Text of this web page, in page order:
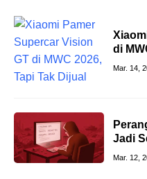
di
Mar. 14,
Jadi
Mar. 12,